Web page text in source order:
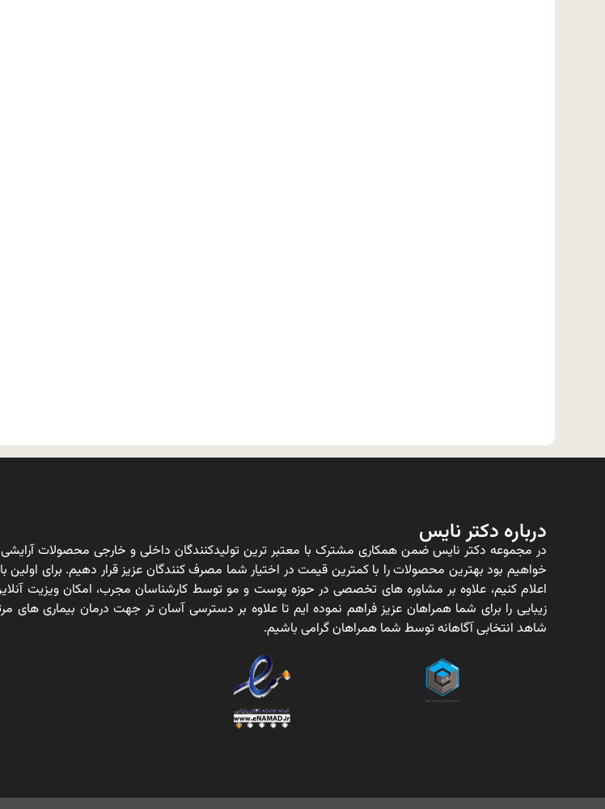
درباره دکتر نایس
در مجموعه دکتر نایس ضمن همکاری مشترک با معتبر ترین تولیدکنندگان داخلی و خارجی محصولات
خواهیم بود بهترین محصولات را با کمترین قیمت در اختیار شما مصرف کنندگان عزیز قرار دهیم. برای اولین
اعلام کنیم، علاوه بر مشاوره های تخصصی در حوزه پوست و مو توسط کارشناسان مجرب، امکان ویزیت
زیبایی را برای شما همراهان عزیز فراهم نموده ایم تا علاوه بر دسترسی آسان تر جهت درمان بیماری های
شاهد انتخابی آگاهانه توسط شما همراهان گرامی باشیم.